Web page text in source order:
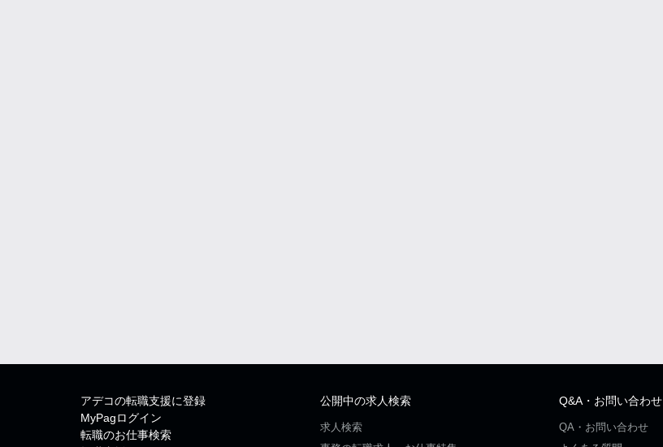
アデコの転職支援に登録
MyPagログイン
転職のお仕事検索
公開中の求人検索
求人検索
Q&A・お問い合わせ
QA・お問い合わせ